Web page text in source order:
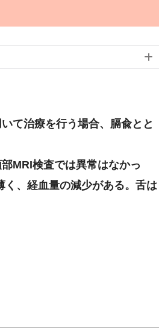
て治療を行う場合、膈兪とと
MRI検査では異常はなかっ
く、経血量の減少がある。舌は